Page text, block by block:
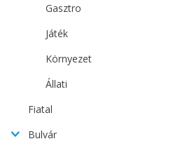
Gasztro
Játék
Környezet
Állati
Fiatal
Bulvár